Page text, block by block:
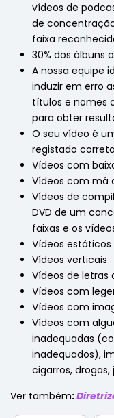
vídeos de
de
faixa
30% dos álbuns
A nossa equipe
induzir em erro
títulos e nomes
para obter
O seu vídeo é
registado
Vídeos com
Vídeos com má
Vídeos de
DVD de um
faixas e os
Vídeos estáticos
Vídeos verticais
Vídeos de letras
Vídeos com
Vídeos com
Vídeos com
inadequadas
inadequados),
cigarros,
Ver também: